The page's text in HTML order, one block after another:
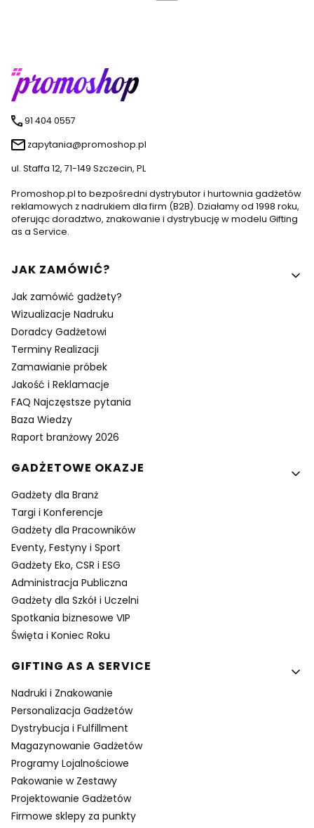
91 404 0557
zapytania@promoshop.pl
ul. Staffa 12, 71-149 Szczecin, PL
Promoshop.pl to bezpośredni dystrybutor i hurtownia gadżetów
reklamowych z nadrukiem dla firm (B2B). Działamy od 1998 roku,
oferując doradztwo, znakowanie i dystrybucję w modelu Gifting
as a Service.
Linki w stopce
JAK ZAMÓWIĆ?
Jak zamówić gadżety?
Wizualizacje Nadruku
Doradcy Gadżetowi
Terminy Realizacji
Zamawianie próbek
Jakość i Reklamacje
FAQ Najczęstsze pytania
Baza Wiedzy
Raport branżowy 2026
GADŻETOWE OKAZJE
Gadżety dla Branż
Targi i Konferencje
Gadżety dla Pracowników
Eventy, Festyny i Sport
Gadżety Eko, CSR i ESG
Administracja Publiczna
Gadżety dla Szkół i Uczelni
Spotkania biznesowe VIP
Święta i Koniec Roku
GIFTING AS A SERVICE
Nadruki i Znakowanie
Personalizacja Gadżetów
Dystrybucja i Fulfillment
Magazynowanie Gadżetów
Programy Lojalnościowe
Pakowanie w Zestawy
Projektowanie Gadżetów
Firmowe sklepy za punkty